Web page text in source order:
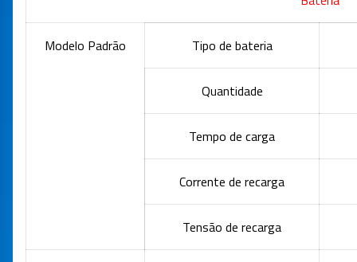
Modelo Padrão Tipo de bateria
Quantidade
Tempo de carga
Corrente de recarga
Tensão de recarga